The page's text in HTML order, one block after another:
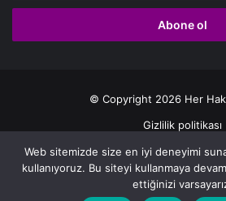
adresinizi
© Copyright 2026 Her
Gizlilik politikası
Facebook
X
Web sitemizde size en iyi deneyimi
kullanıyoruz. Bu siteyi kullanmaya
ettiğinizi